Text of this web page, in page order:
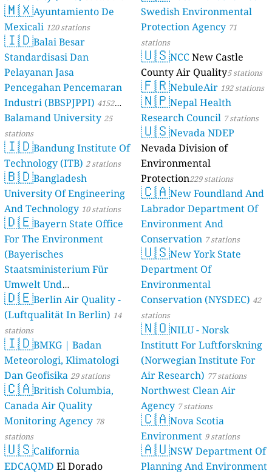
🇲🇽Ayuntamiento De
Mexicali 120 stations
🇮🇩Balai Besar
Standardisasi Dan
Pelayanan Jasa
Pencegahan Pencemaran
Industri (BBSPJPPI) 4152
stations
Balamand University25
stations
🇮🇩Bandung Institute Of
Technology (ITB) 2 stations
🇧🇩Bangladesh
University Of Engineering
And Technology 10 stations
🇩🇪Bayern State Office
For The Environment
(Bayerisches
Staatsministerium Für
Umwelt Und
Verbraucherschutz) - LfU
46 stations
🇩🇪Berlin Air Quality -
(Luftqualität In Berlin) 14
stations
🇮🇩BMKG | Badan
Meteorologi, Klimatologi
Dan Geofisika 29 stations
🇨🇦British Columbia,
Canada Air Quality
Monitoring Agency 78
stations
🇺🇸California
EDCAQMD El Dorado
Swedish Environmental
Protection Agency 71
stations
🇺🇸NCCNew Castle
County Air Quality5 stations
🇫🇷NebuleAir 192 stations
🇳🇵Nepal Health
Research Council 7 stations
🇺🇸Nevada NDEP
Nevada Division of
Environmental
Protection229 stations
🇨🇦New Foundland And
Labrador Department Of
Environment And
Conservation 7 stations
🇺🇸New York State
Department Of
Environmental
Conservation (NYSDEC) 42
stations
🇳🇴NILU - Norsk
Institutt For Luftforskning
(Norwegian Institute For
Air Research) 77 stations
Northwest Clean Air
Agency 7 stations
🇨🇦Nova Scotia
Environment 9 stations
🇦🇺NSW Department Of
Planning And Environment